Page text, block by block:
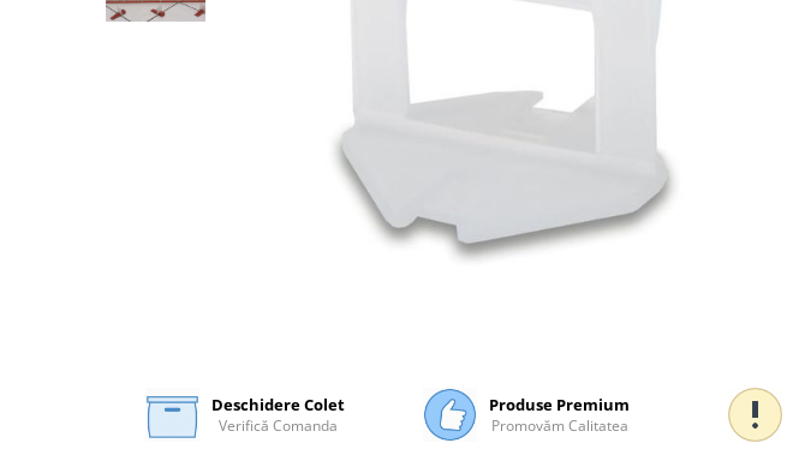
Polistiren Expandat & Extrudat
Deschidere Colet
Verifică Comanda
Produse Premium
Promovăm Calitatea